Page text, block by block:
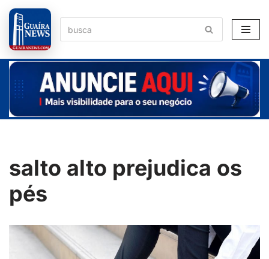
Pular
para
o
conteúdo
salto alto prejudica os
pés